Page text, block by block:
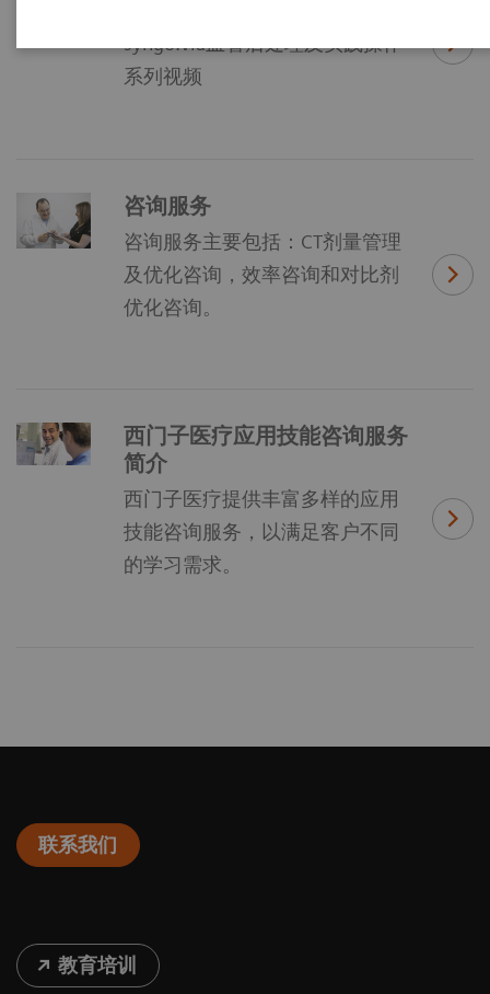
syngo.via血管后处理及实践操作
系列视频
咨询服务
咨询服务主要包括：CT剂量管理
及优化咨询，效率咨询和对比剂
优化咨询。
西门子医疗应用技能咨询服务
简介
西门子医疗提供丰富多样的应用
技能咨询服务，以满足客户不同
的学习需求。
联系我们
教育培训